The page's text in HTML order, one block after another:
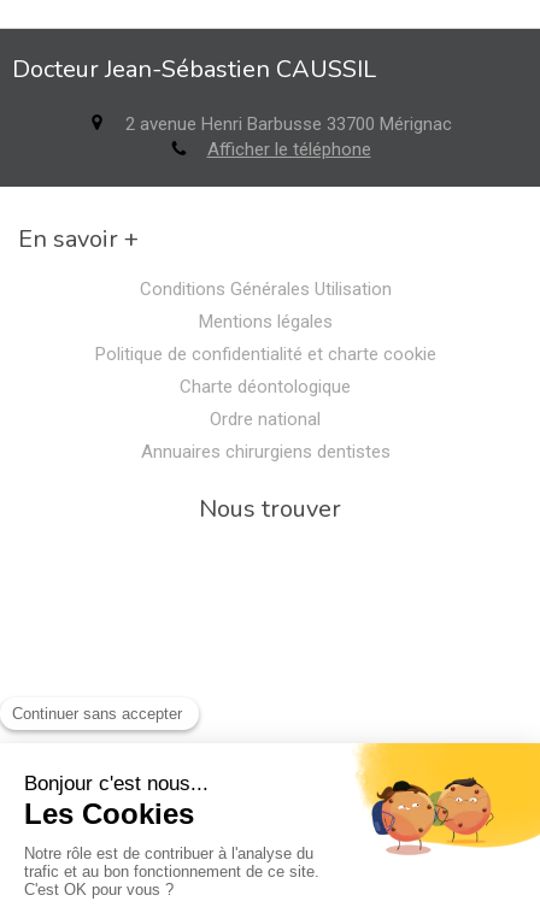
Docteur Jean-Sébastien CAUSSIL
2 avenue Henri Barbusse 33700 Mérignac
Afficher le téléphone
En savoir +
Conditions Générales Utilisation
Mentions légales
Politique de confidentialité et charte cookie
Charte déontologique
Ordre national
Annuaires chirurgiens dentistes
Nous trouver
Rechercher